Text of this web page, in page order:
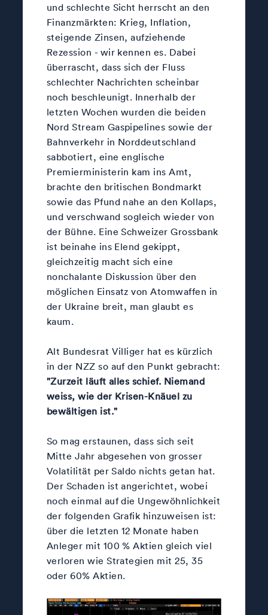
und schlechte Sicht herrscht an den
Finanzmärkten: Krieg, Inflation,
steigende Zinsen, aufziehende
Rezession - wir kennen es. Dabei
überrascht, dass sich der Fluss
schlechter Nachrichten scheinbar
noch beschleunigt. Innerhalb der
letzten Wochen wurden die beiden
Nord Stream Gaspipelines sowie der
Bahnverkehr in Norddeutschland
sabbotiert, eine englische
Premierministerin kam ins Amt,
brachte den britischen Bondmarkt
sowie das Pfund nahe an den Kollaps,
und verschwand sogleich wieder von
der Bühne. Eine Schweizer Grossbank
ist beinahe ins Elend gekippt,
gleichzeitig macht sich eine
nonchalante Diskussion über den
möglichen Einsatz von Atomwaffen in
der Ukraine breit, man glaubt es
kaum.
Alt Bundesrat Villiger hat es kürzlich
in der NZZ so auf den Punkt gebracht:
"Zurzeit läuft alles schief. Niemand
weiss, wie der Krisen-Knäuel zu
bewältigen ist."
So mag erstaunen, dass sich seit
Mitte Jahr abgesehen von grosser
Volatilität per Saldo nichts getan hat.
Der Schaden ist angerichtet, wobei
noch einmal auf die Ungewöhnlichkeit
der folgenden Grafik hinzuweisen ist:
über die letzten 12 Monate haben
Anleger mit 100 % Aktien gleich viel
verloren wie Strategien mit 25, 35
oder 60% Aktien.